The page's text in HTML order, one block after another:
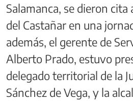
Salamanca, se dieron
del Castañar en una
además, el gerente de
Alberto Prado, estuvo
delegado territorial de la
Sánchez de Vega, y la